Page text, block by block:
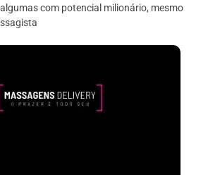
com potencial milionário, mesmo